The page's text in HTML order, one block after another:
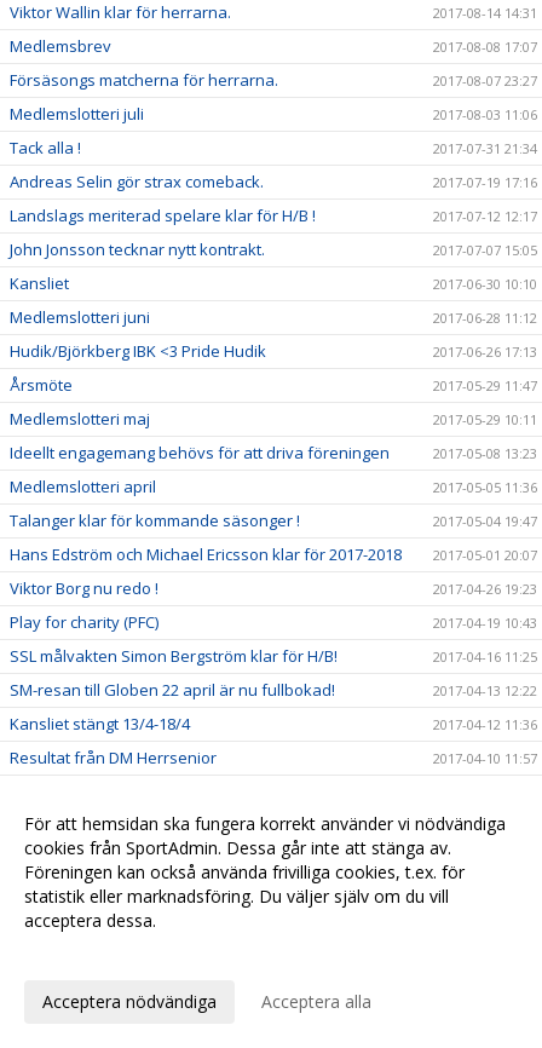
Viktor Wallin klar för herrarna. 2017-08-14 14:31
Medlemsbrev 2017-08-08 17:07
Försäsongs matcherna för herrarna. 2017-08-07 23:27
Medlemslotteri juli 2017-08-03 11:06
Tack alla ! 2017-07-31 21:34
Andreas Selin gör strax comeback. 2017-07-19 17:16
Landslags meriterad spelare klar för H/B ! 2017-07-12 12:17
John Jonsson tecknar nytt kontrakt. 2017-07-07 15:05
Kansliet 2017-06-30 10:10
Medlemslotteri juni 2017-06-28 11:12
Hudik/Björkberg IBK <3 Pride Hudik 2017-06-26 17:13
Årsmöte 2017-05-29 11:47
Medlemslotteri maj 2017-05-29 10:11
Ideellt engagemang behövs för att driva föreningen 2017-05-08 13:23
Medlemslotteri april 2017-05-05 11:36
Talanger klar för kommande säsonger ! 2017-05-04 19:47
Hans Edström och Michael Ericsson klar för 2017-2018 2017-05-01 20:07
Viktor Borg nu redo ! 2017-04-26 19:23
Play for charity (PFC) 2017-04-19 10:43
SSL målvakten Simon Bergström klar för H/B! 2017-04-16 11:25
SM-resan till Globen 22 april är nu fullbokad! 2017-04-13 12:22
Kansliet stängt 13/4-18/4 2017-04-12 11:36
Resultat från DM Herrsenior 2017-04-10 11:57
DM omlottat och bara på lördag 8 april 2017-04-05 19:24
DM Herrseniorer 8 april 2017-04-04 08:03
Insamling till Playforcharity 2017-04-04 07:45
Viktor Jansson fullföljer kontraktet.
SM-final!
För att hemsidan ska fungera korrekt använder vi nödvändiga
cookies från SportAdmin. Dessa går inte att stänga av.
Föreningen kan också använda frivilliga cookies, t.ex. för
statistik eller marknadsföring. Du väljer själv om du vill
acceptera dessa.
Acceptera nödvändiga Acceptera alla